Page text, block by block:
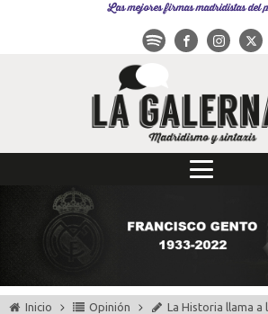
Las mejores firmas madridistas del
Inicio Opinión La Historia llama a